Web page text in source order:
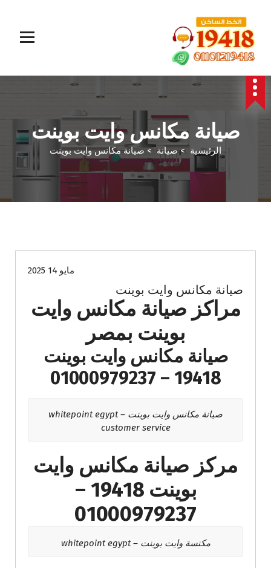
البوتاجازات، الثلاجات وغيرها داخل القاهرة والجيزة وجميع المحافظات. اتصل بنا الآن!
صيانة مكانس وايت بوينت
الرئيسية>صيانة>صيانة مكانس وايت بوينت
مايو 14 2025
صيانة مكانس وايت بوينت
مراكز صيانة مكانس وايت
بوينت بمصر
صيانة مكانس وايت بوينت
19418 – 01000979237
صيانة مكانس وايت بوينت – whitepoint egypt
customer service
مركز صيانة مكانس وايت
بوينت 19418 –
01000979237
مكنسة وايت بوينت – whitepoint egypt